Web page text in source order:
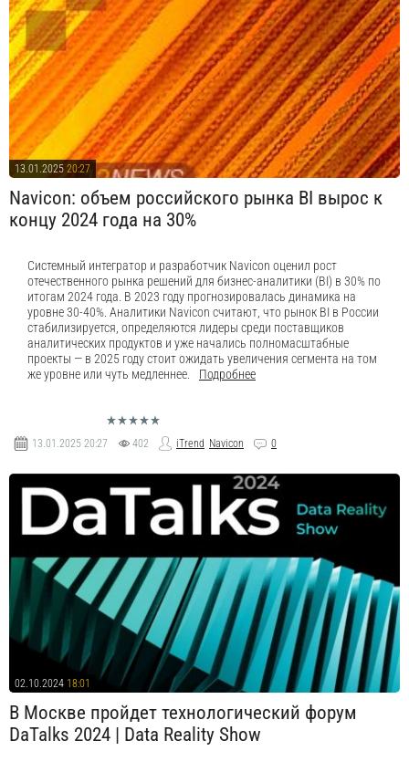
13.01.2025 20:27
Navicon: объем российского рынка BI вырос к
концу 2024 года на 30%
Системный интегратор и разработчик Navicon оценил рост
отечественного рынка решений для бизнес-аналитики (BI) в 30% по
итогам 2024 года. В 2023 году прогнозировалась динамика на
уровне 30-40%. Аналитики Navicon считают, что рынок BI в России
стабилизируется, определяются лидеры среди поставщиков
аналитических продуктов и уже начались полномасштабные
проекты — в 2025 году стоит ожидать увеличения сегмента на том
же уровне или чуть медленнее.
Подробнее
13.01.2025 20:27 402 iTrend Navicon 0
02.10.2024 18:01
В Москве пройдет технологический форум
DaTalks 2024 | Data Reality Show